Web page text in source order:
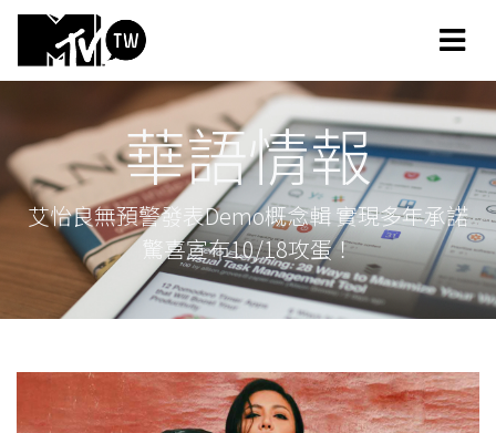
華語情報
艾怡良無預警發表Demo概念輯 實現多年承諾
驚喜宣布10/18攻蛋！